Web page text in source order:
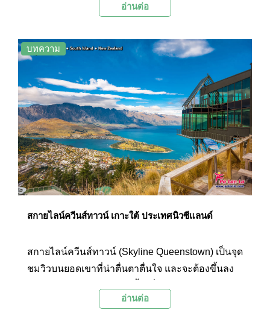
ด้วยพืชพรรณอันหลากหลายที่สามารถเที่ยวชมได้ทุก
บานแตกต่างกันไปในแต่ละฤดูกาล เช่น ดอกกุหลาบ
ที่บานในช่วงฤดูร้อน ดอกแดฟโฟดิลที่บานในฤดู
ใบไม้ผลิ ใบไม้เปลี่ยนสีในช่วงฤดูใบไม้ร่วง และในฤดู
หนาวก็สามารถชมพรรณไม้นานาพันธุ์ได้ในเรือน
กระจกบรรยากาศสบายๆ ที่เปิดให้เที่ยวชมตลอดช่วง
ฤดูหนาว ที่นี่จึงเป็นสถานที่ท่องเที่ยวอีกแห่งหนึ่งที่น่า
สนใจบนเกาะใต้ของนิวซีแลนด์
อ่านต่อ
บทความ
สกายไลน์ควีนส์ทาวน์ เกาะใต้ ประเทศนิวซีแลนด์
สกายไลน์ควีนส์ทาวน์ (Skyline Queenstown) เป็นจุด
ชมวิวบนยอดเขาที่น่าตื่นตาตื่นใจ และจะต้องขึ้นลง
เป็นกระเช้าที่มีความชันที่สุดในซีกโลกใต้เลยทีเดียว
อ่านต่อ